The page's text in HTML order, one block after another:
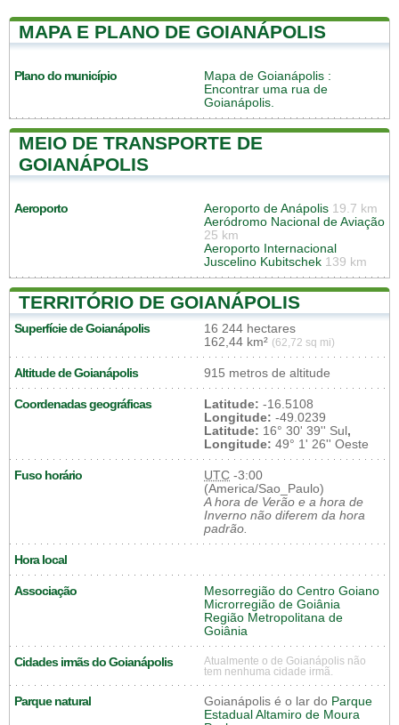
MAPA E PLANO DE GOIANÁPOLIS
Plano do município Mapa de Goianápolis :
Encontrar uma rua de
Goianápolis.
MEIO DE TRANSPORTE DE
GOIANÁPOLIS
Aeroporto Aeroporto de Anápolis 19.7 km
Aeródromo Nacional de Aviação
25 km
Aeroporto Internacional
Juscelino Kubitschek 139 km
TERRITÓRIO DE GOIANÁPOLIS
Superfície de Goianápolis
16 244 hectares
162,44 km² (62,72 sq mi)
Altitude de Goianápolis 915 metros de altitude
Coordenadas geográficas Latitude: -16.5108
Longitude: -49.0239
Latitude: 16° 30' 39'' Sul,
Longitude: 49° 1' 26'' Oeste
Fuso horário UTC -3:00
(America/Sao_Paulo)
A hora de Verão e a hora de
Inverno não diferem da hora
padrão.
Hora local
Associação
Mesorregião do Centro Goiano
Microrregião de Goiânia
Região Metropolitana de
Goiânia
Cidades irmãs do Goianápolis
Atualmente o de Goianápolis não
tem nenhuma cidade irmã.
Parque natural Goianápolis é o lar do Parque
Estadual Altamiro de Moura